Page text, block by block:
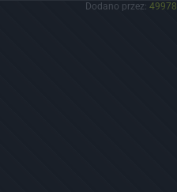
Dodano przez: 49978